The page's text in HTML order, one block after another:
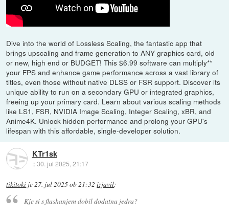
Dive into the world of Lossless Scaling, the fantastic app that
brings upscaling and frame generation to ANY graphics card, old
or new, high end or BUDGET! This $6.99 software can multiply**
your FPS and enhance game performance across a vast library of
titles, even those without native DLSS or FSR support. Discover its
unique ability to run on a secondary GPU or integrated graphics,
freeing up your primary card. Learn about various scaling methods
like LS1, FSR, NVIDIA Image Scaling, Integer Scaling, xBR, and
Anime4K. Unlock hidden performance and prolong your GPU's
lifespan with this affordable, single-developer solution.
KTr1sk
::30. jul 2025, 21:17
tikitoki je27. jul 2025 ob 21:32 izjavil:
Kje si s flashanjem dobil dodatna jedra?